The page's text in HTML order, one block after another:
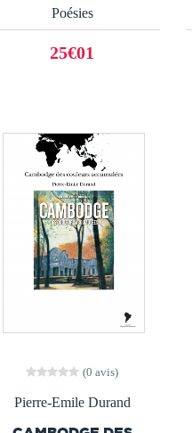
Poésies
25€01
(0 avis)
Pierre-Emile Durand